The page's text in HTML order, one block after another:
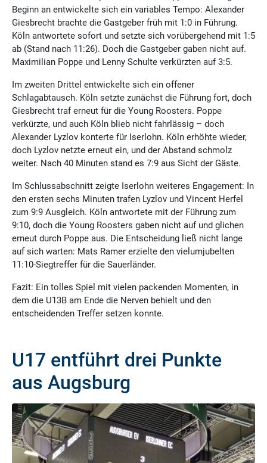
Beginn an entwickelte sich ein variables Tempo: Alexander
Giesbrecht brachte die Gastgeber früh mit 1:0 in Führung.
Köln antwortete sofort und setzte sich vorübergehend mit 1:5
ab (Stand nach 11:26). Doch die Gastgeber gaben nicht auf.
Maximilian Poppe und Lenny Schulte verkürzten auf 3:5.
Im zweiten Drittel entwickelte sich ein offener
Schlagabtausch. Köln setzte zunächst die Führung fort, doch
Giesbrecht traf erneut für die Young Roosters. Poppe
verkürzte, und auch Köln blieb nicht fahrlässig – doch
Alexander Lyzlov konterte für Iserlohn. Köln erhöhte wieder,
doch Lyzlov netzte erneut ein, und der Abstand schmolz
weiter. Nach 40 Minuten stand es 7:9 aus Sicht der Gäste.
Im Schlussabschnitt zeigte Iserlohn weiteres Engagement: In
den ersten sechs Minuten trafen Lyzlov und Vincent Herfel
zum 9:9 Ausgleich. Köln antwortete mit der Führung zum
9:10, doch die Young Roosters gaben nicht auf und glichen
erneut durch Poppe aus. Die Entscheidung ließ nicht lange
auf sich warten: Mats Ramer erzielte den vielumjubelten
11:10-Siegtreffer für die Sauerländer.
Fazit: Ein tolles Spiel mit vielen packenden Momenten, in
dem die U13B am Ende die Nerven behielt und den
entscheidenden Treffer setzen konnte.
U17 entführt drei Punkte
aus Augsburg